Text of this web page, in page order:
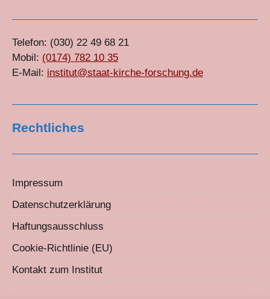
Telefon: (030) 22 49 68 21
Mobil: (0174) 782 10 35
E-Mail: institut@staat-kirche-forschung.de
Rechtliches
Impressum
Datenschutzerklärung
Haftungsausschluss
Cookie-Richtlinie (EU)
Kontakt zum Institut